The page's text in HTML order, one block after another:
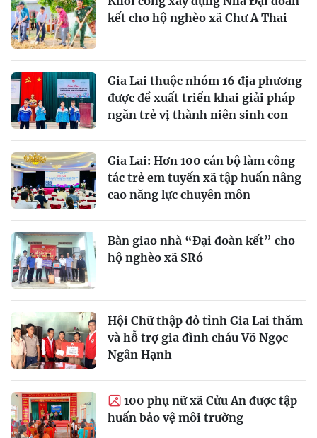
kết cho hộ nghèo xã Chư A Thai
Gia Lai thuộc nhóm 16 địa phương
được đề xuất triển khai giải pháp
ngăn trẻ vị thành niên sinh con
Gia Lai: Hơn 100 cán bộ làm công
tác trẻ em tuyến xã tập huấn nâng
cao năng lực chuyên môn
Bàn giao nhà “Đại đoàn kết” cho
hộ nghèo xã SRó
Hội Chữ thập đỏ tỉnh Gia Lai thăm
và hỗ trợ gia đình cháu Võ Ngọc
Ngân Hạnh
100 phụ nữ xã Cửu An được tập
huấn bảo vệ môi trường